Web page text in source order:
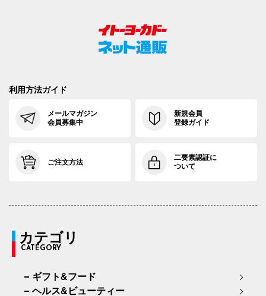
利用方法ガイド
メールマガジン
会員募集中
新規会員
登録ガイド
ご注文方法
二要素認証に
ついて
カテゴリ
CATEGORY
ギフト&フード
ヘルス&ビューティー